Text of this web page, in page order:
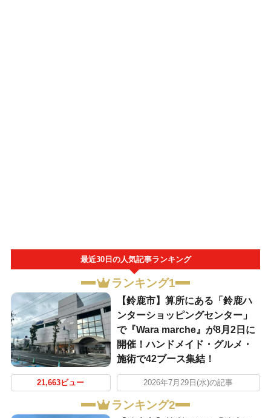
最近30日の人気記事ランキング
ランキング1
【鈴鹿市】算所にある「鈴鹿ハ
ンターショッピングセンター」
で『Wara marche』が8月2日に
開催！ハンドメイド・グルメ・
施術で42ブース集結！
21,663ビュー 2026年7月29日(水)の記事
ランキング2